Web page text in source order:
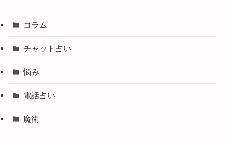
コラム
チャット占い
悩み
電話占い
魔術